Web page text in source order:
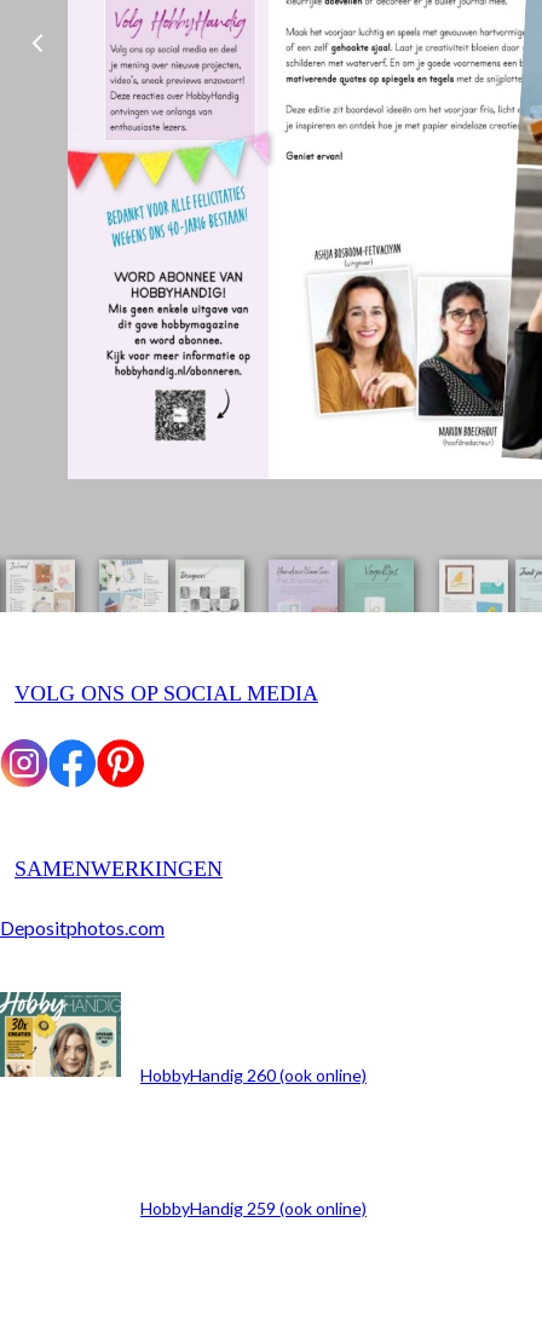
VOLG ONS OP SOCIAL MEDIA
SAMENWERKINGEN
Depositphotos.com
ARCHIEF
HobbyHandig 260 (ook online)
HobbyHandig 259 (ook online)